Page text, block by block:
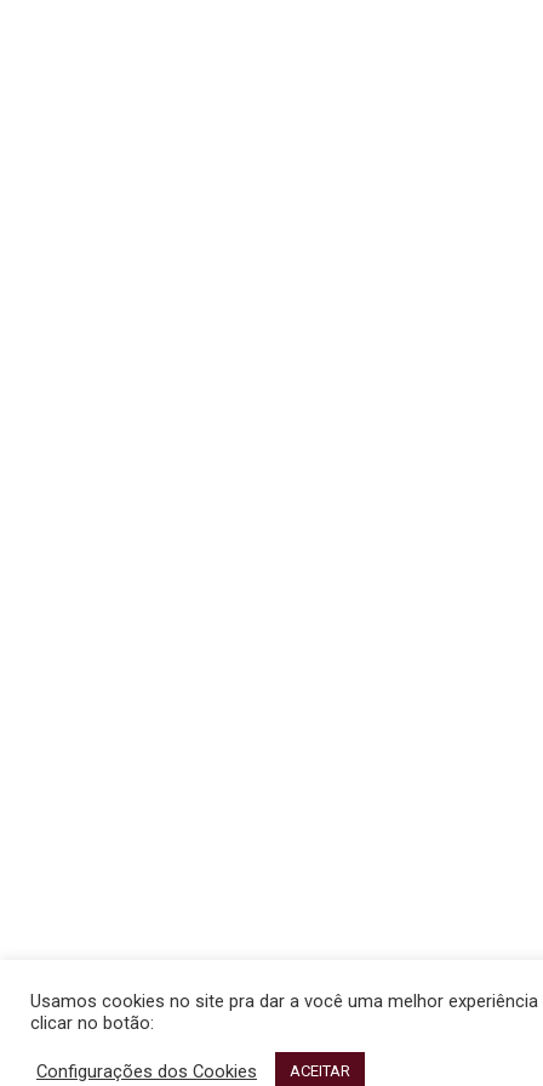
Usamos cookies no site pra dar a você uma melhor
clicar no botão:
Configurações dos Cookies ACEITAR